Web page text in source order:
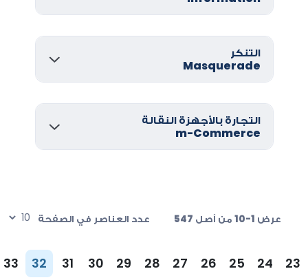
التنكر
Masquerade
التجارة بالأجهزة النقالة
m-Commerce
عرض 1-10 من أصل 547
23
24
25
26
27
28
29
30
31
32
33
عدد العناصر في الصفحة